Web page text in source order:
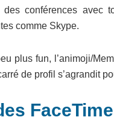
conférences avec
comme Skype.
plus fun, l’animoji/
de profil s’agrandit